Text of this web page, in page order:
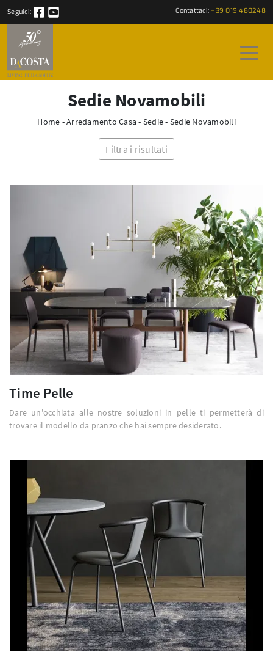
Seguici: Contattaci: +39 019 480248
Sedie Novamobili
Home -Arredamento Casa - Sedie- Sedie Novamobili
Filtra i risultati
Time Pelle
Dare un'occhiata alle nostre soluzioni in pelle ti permetterà di
trovare il modello da pranzo che hai sempre desiderato.